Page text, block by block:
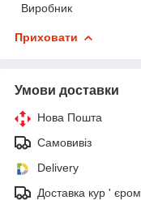
Виробник
Приховати
Умови доставки
Нова Пошта
Самовивіз
Delivery
Доставка кур ' єром